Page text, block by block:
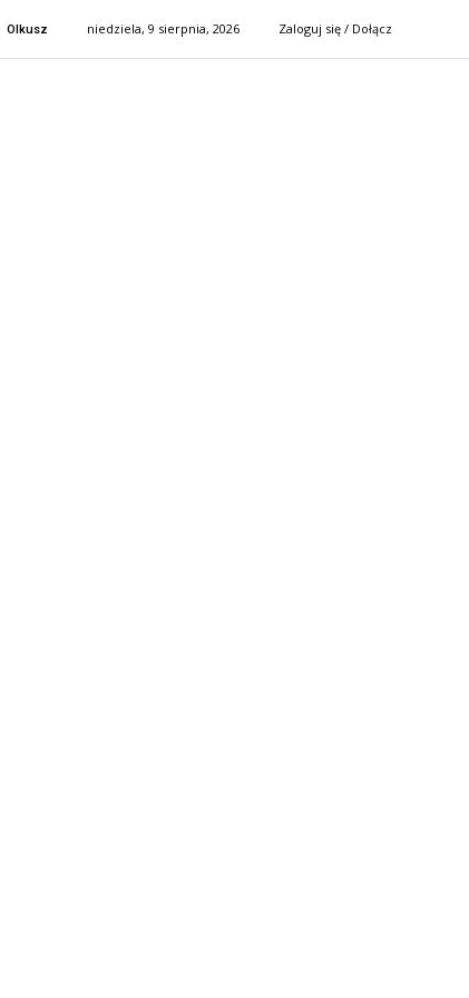
Olkusz niedziela, 9 sierpnia, 2026 Zaloguj się / Dołącz